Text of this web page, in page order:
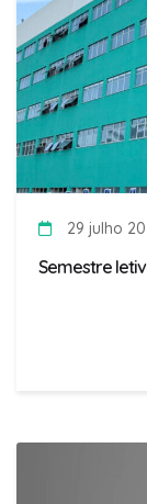
29 julho
Semestre